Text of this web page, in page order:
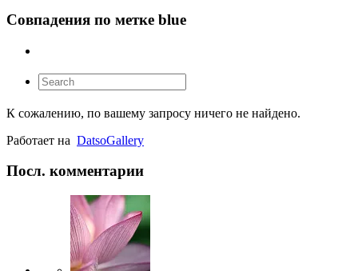
Совпадения по метке blue
К сожалению, по вашему запросу ничего не найдено.
Работает на DatsoGallery
Посл. комментарии